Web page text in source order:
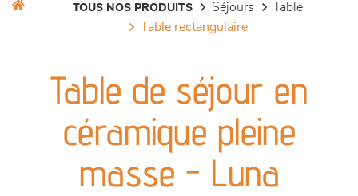
séjours
meubles de complément
chambres et dressing
TOUS NOS PRODUITS séjours
table
table rectangulaire
Table de séjour en
céramique pleine
masse - Luna